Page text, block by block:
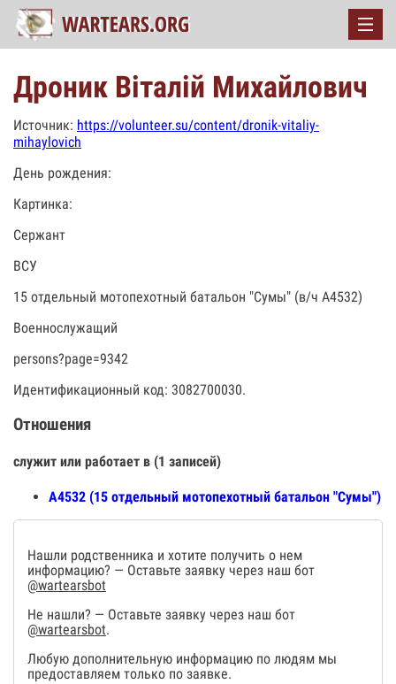
Дроник Віталій Михайлович
Источник: https://volunteer.su/content/dronik-vitaliy-
mihaylovich
День рождения:
Картинка:
Сержант
ВСУ
15 отдельный мотопехотный батальон "Сумы" (в/ч А4532)
Военнослужащий
persons?page=9342
Идентификационный код: 3082700030.
Отношения
служит или работает в (1 записей)
А4532 (15 отдельный мотопехотный батальон "Сумы")
Нашли родственника и хотите получить о нем
информацию? — Оставьте заявку через наш бот
@wartearsbot
Не нашли? — Оставьте заявку через наш бот
@wartearsbot.
Любую дополнительную информацию по людям мы
предоставляем только по заявке.